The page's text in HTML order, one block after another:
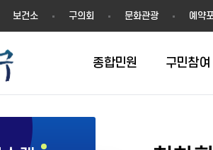
보건소 구의회 문화관광 예약
종합민원 구민참여